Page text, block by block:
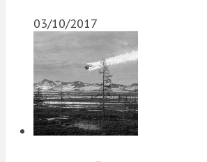
03/10/2017